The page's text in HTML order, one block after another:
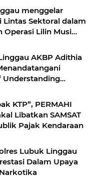
menggelar
Lintas Sektoral dalam
Operasi Lilin Musi
AKBP Adithia
Understanding
KTP”, PERMAHI
Libatkan SAMSAT
Pajak Kendaraan
Lubuk Linggau
Dalam Upaya